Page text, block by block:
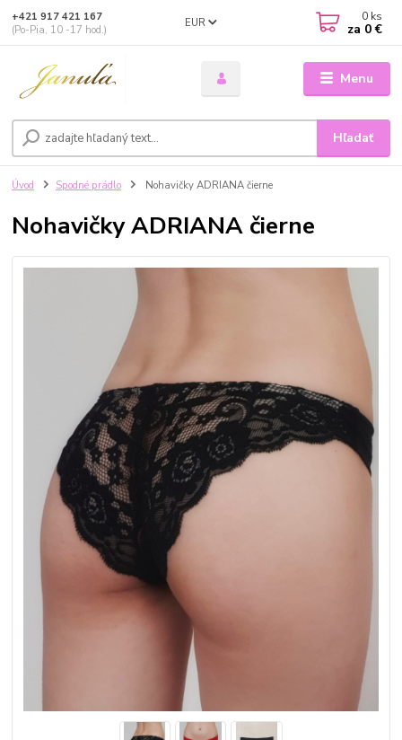
Menu
EUR
Hľadať
+421 917 421 167
(Po-Pia, 10 -17 hod.)
0 ks
za 0 €
Úvod Spodné prádlo Nohavičky ADRIANA čierne
Nohavičky ADRIANA čierne